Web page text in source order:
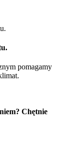
pomagamy
Chętnie